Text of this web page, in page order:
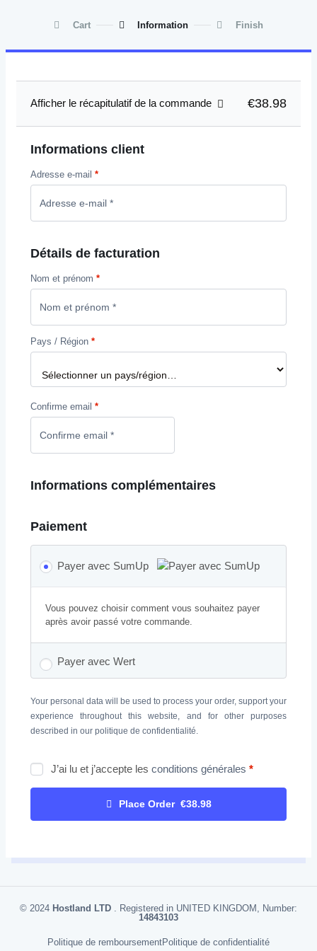
Cart Information Finish
Afficher le récapitulatif de la commande €38.98
Informations client
Adresse e-mail *
Détails de facturation
Nom et prénom *
Pays / Région *
Confirme email *
Informations complémentaires
Paiement
Payer avec SumUp
Vous pouvez choisir comment vous souhaitez payer
après avoir passé votre commande.
Payer avec Wert
Your personal data will be used to process your order, support your
experience throughout this website, and for other purposes
described in our politique de confidentialité
J’ai lu et j’accepte les conditions générales *
Place Order €38.98
© 2024 Hostland LTD . Registered in UNITED KINGDOM, Number:
14843103
Politique de remboursementPolitique de confidentialité